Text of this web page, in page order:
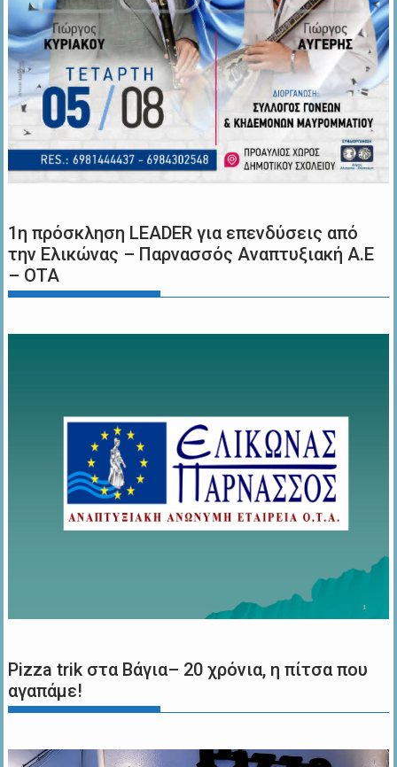
1η πρόσκληση LEADER για επενδύσεις από
την Ελικώνας – Παρνασσός Αναπτυξιακή Α.Ε
– ΟΤΑ
Pizza trik στα Βάγια– 20 χρόνια, η πίτσα που
αγαπάμε!